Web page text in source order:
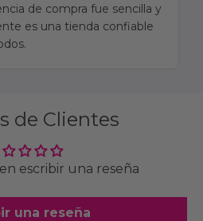
de compra fue sencilla y
es una tienda confiable
de Clientes
escribir una reseña
una reseña